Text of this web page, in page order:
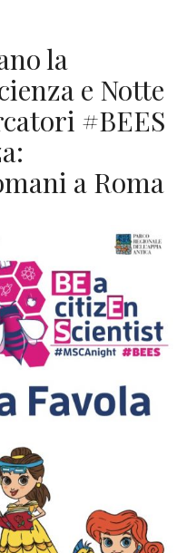
la
e Notte
#BEES
a Roma